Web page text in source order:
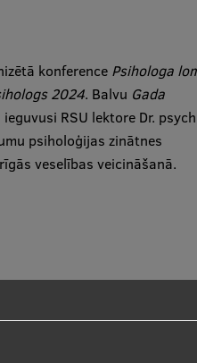
konference Psihologa
2024. Balvu Gada
RSU lektore Dr.
psiholoģijas zinātnes
veselības veicināšanā.